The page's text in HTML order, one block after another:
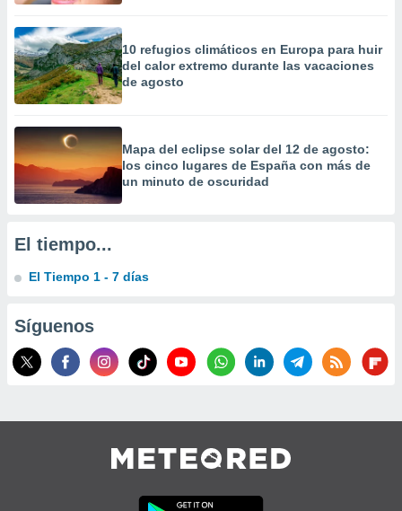
de
uso de
con el
mediante
publicidad
1199
10 refugios climáticos en Europa para huir
del calor extremo durante las vacaciones
de agosto
Mapa del eclipse solar del 12 de agosto:
los cinco lugares de España con más de
un minuto de oscuridad
El tiempo...
El Tiempo 1 - 7 días
Síguenos